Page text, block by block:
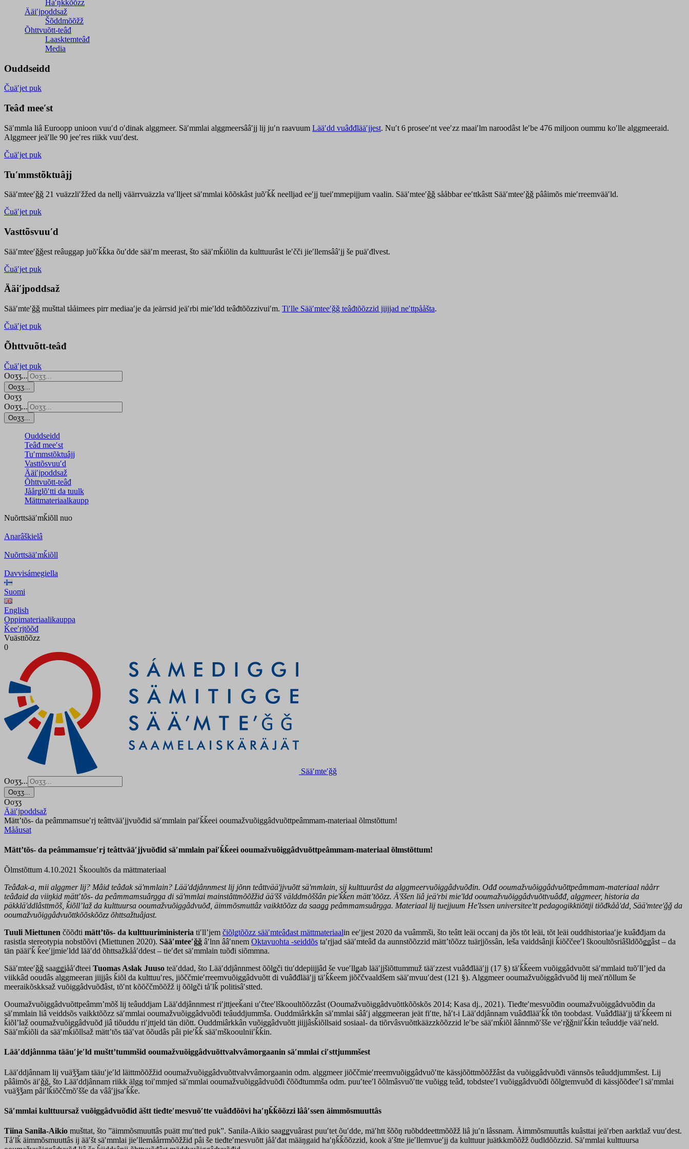
Haʹŋǩǩõõzz
Ääiʹjpoddsaž
Šõddmõõžž
Õhttvuõtt-teâđ
Laasktemteâđ
Media
Ouddseidd
Čuäʹjet puk
Teâđ meeʹst
Säʹmmla liâ Euroopp unioon vuuʹd oʹdinak alggmeer. Säʹmmlai alggmeersââʹjj lij juʹn raavuum Lääʹdd vuâđđlääʹjjest. Nuʹt 6 proseeʹnt veeʹzz maaiʹlm naroodâst leʹbe 476 miljoon oummu koʹlle alggmeeraid.
Alggmeer jeäʹlle 90 jeeʹres riikk vuuʹdest.
Čuäʹjet puk
Tuʹmmstõktuâjj
Sääʹmteeʹǧǧ 21 vuäzzliʹžžed da nellj väärrvuäzzla vaʹlljeet säʹmmlai kõõskâst juõʹǩǩ neelljad eeʹjj tueiʹmmepijjum vaalin. Sääʹmteeʹǧǧ sååbbar eeʹttkâstt Sääʹmteeʹǧǧ pââimõs mieʹrreemvääʹld.
Čuäʹjet puk
Vasttõsvuuʹd
Sääʹmteeʹǧǧest reâuggap juõʹǩǩka õuʹdde sääʹm meerast, što sääʹmǩiõlin da kulttuurâst leʹčči jieʹllemsââʹjj še puäʹđlvest.
Čuäʹjet puk
Ääiʹjpoddsaž
Sääʹmteʹǧǧ mušttal tååimees pirr mediaaʹje da jeärrsid jeäʹrbi mieʹldd teâđtõõzzivuiʹm. Tiʹlle Sääʹmteeʹǧǧ teâđtõõzzid jiijjad neʹttpååšta.
Čuäʹjet puk
Õhttvuõtt-teâđ
Čuäʹjet puk
Ooʒʒ...
Ooʒʒ...
Ooʒʒ
Ooʒʒ...
Ooʒʒ...
Ouddseidd
Teâđ meeʹst
Tuʹmmstõktuâjj
Vasttõsvuuʹd
Ääiʹjpoddsaž
Õhttvuõtt-teâđ
Jåårǥlõʹtti da tuulk
Mättmateriaalkaupp
Nuõrttsääʹmǩiõll nuo
Anarâškielâ
Nuõrttsääʹmǩiõll
Davvisámegiella
Suomi
English
Oppimateriaalikauppa
Ǩeeʹrjtõõđ
Vuästtõõzz
0
Sääʹmteʹǧǧ
Ooʒʒ...
Ooʒʒ...
Ooʒʒ
Ääiʹjpoddsaž
Mättʼtõs- da peâmmamsueʹrj teâttvääʹjjvuõđid säʹmmlain paiʹǩǩeei ooumažvuõiggâdvuõttpeâmmam-materiaal õlmstõttum!
Mååusat
Mättʼtõs- da peâmmamsueʹrj teâttvääʹjjvuõđid säʹmmlain paiʹǩǩeei ooumažvuõiggâdvuõttpeâmmam-materiaal õlmstõttum!
Õlmstõttum 4.10.2021 Škooultõs da mättmateriaal
Teâđak-a, mii alggmer lij? Mâid teâđak säʹmmlain? Lääʹddjânnmest lij jõnn teâttvääʹjjvuõtt säʹmmlain, sij kulttuurâst da alggmeervuõiggâdvuõđin. Ođđ ooumažvuõiggâdvuõttpeâmmam-materiaal nåårr
teâđaid da viiŋkid mättʼtõs- da peâmmamsuârgga di säʹmmlai mainstâttmõõžžid ääʹšš välddmõššân pieʹǩǩen mättʼtõõzz. Äʹššen liâ jeäʹrbi mieʹldd ooumažvuõiggâdvuõttvuâđđ, alggmeer, historia da
päkkläʹddlâsttmõš, ǩiõllʼlaž da kulttuursa ooumažvuõiggâdvuõđ, äimmõsmuttâz vaikktõõzz da saaǥǥ peâmmamsuârgga. Materiaal lij tuejjuum Heʹlssen universiteeʹtt pedagogikktiõttji tiõđkååʹdd, Sääʹmteeʹǧǧ da
ooumažvuõiggâdvuõttkõõskõõzz õhttsažtuâjast.
Tuuli Miettunen čõõđti mättʼtõs- da kulttuuriministeria tiʹllʼjem čiõlǥtõõzz sääʹmteâđast mättmateriaalin eeʹjjest 2020 da vuâmmši, što teâtt leäi occanj da jõs tõt leäi, tõt leäi ouddhistoriaaʹje kuâđđjam da
rasistla stereotypia nobstõõvi (Miettunen 2020). Sääʹmteeʹǧǧ âʹlnn ââʹnnem Oktavuohta -seiddõs taʹrjjad sääʹmteâđ da aunnstõõzzid mättʼtõõzz tuärjjõssân, leša vaiddsânji ǩiõččeeʹl škooultõsriâšldõõǥǥâst – da
tän pääiʹǩ ǩeeʹjjmieʹldd lääʹdd õhttsažkååʹddest – tieʹđet säʹmmlain tuõđi siõmmna.
Sääʹmteeʹǧǧ saaǥǥjååʹđteei Tuomas Aslak Juuso teäʹddad, što Lääʹddjânnmest õõlǥči tiuʹddepiijjâd še vueʹllǥab lääʹjjšiõttummuž tääʹzzest vuâđđlääʹjj (17 §) täʹǩǩeem vuõiggâdvuõtt säʹmmlaid tuõʹllʼjed da
viikkâd ooudâs alggmeeran jiijjâs ǩiõl da kulttuuʹres, jiõččmieʹrreemvuõiggâdvuõtt di vuâđđlääʹjj täʹǩǩeem jiõččvaaldšem sääʹmvuuʹdest (121 §). Alggmeer ooumažvuõiggâdvuõđ lij meäʹrtõllum še
meeraikõskksaž vuõiggâdvuõđâst, tõʹnt kõõččmõõžž ij õõlǥči tåʹlǩ politisâʹstted.
Ooumažvuõiggâdvuõttpeâmmʼmõš lij teâuddjam Lääʹddjânnmest riʹjttjeeǩani uʹčteeʹlškooultõõzzâst (Ooumažvuõiggâdvuõttkõõskõs 2014; Kasa dj., 2021). Tieđteʹmesvuõđin ooumažvuõiggâdvuõđin da
säʹmmlain liâ veiddsõs vaikktõõzz säʹmmlai ooumažvuõiggâdvuõđi teâuddjummša. Ouddmiârkkân säʹmmlai sââʹj alggmeeran jeät fiʹtte, håʹt-i Lääʹddjânnam vuâđđlääʹǩǩ tõn toobdast. Vuâđđlääʹjj täʹǩǩeem ni
ǩiõlʼlaž ooumažvuõiggâdvuõđ jiâ tiõuddu riʹjttjeld tän diõtt. Ouddmiârkkân vuõiggâdvuõtt jiijjâsǩiõllsaid sosiaal- da tiõrvâsvuõttkääzzkõõzzid leʹbe sääʹmǩiõl âânnmõʹšše veʹrǧǧniiʹǩǩin teâuddje vääʹneld.
Sääʹmǩiõli da sääʹmǩiõllsaž mättʼtõs tääʹvat õõudâs pâi pieʹǩǩ sääʹmškooulniiʹǩǩin.
Lääʹddjânnma tääuʹjeʹld mušttʼtummšid ooumažvuõiggâdvuõttvalvvâmorgaanin säʹmmlai ciʹsttjummšest
Lääʹddjânnam lij vuäǯǯam tääuʹjeʹld läittmõõžžid ooumažvuõiggâdvuõttvalvvâmorgaanin odm. alggmeer jiõččmieʹrreemvuõiggâdvuõʹtte kässjõõttmõõžžâst da vuõiggâdvuõđi vännsõs teâuddjummšest. Lij
pââimõs äiʹǧǧ, što Lääʹddjânnam riikk älgg toiʹmmjed säʹmmlai ooumažvuõiggâdvuõđi čõõđtummša odm. puuʹteeʹl õõlmâsvuõʹtte vuõigg teâđ, tobdsteeʹl vuõiggâdvuõđi õõlǥtemvuõđ di kässjõõđeeʹl säʹmmlai
vuäǯǯam pâiʹlǩiõččmõʹšše da vââʹjjsaʹǩǩe.
Säʹmmlai kulttuursaž vuõiggâdvuõđid äštt tieđteʹmesvuõʹtte vuâđđõõvi haʹŋǩǩõõzzi lââʹssen äimmõsmuuttâs
Tiina Sanila-Aikio mušttat, što ”äimmõsmuuttâs puätt muʹtted puk”. Sanila-Aikio saaǥǥvuârast puuʹtet õuʹdde, mäʹhtt šõõŋ ruõbddeettmõõžž liâ juʹn lâssnam. Äimmõsmuuttâs kuâsttai jeäʹrben aarktlaž vuuʹdest.
Tåʹlǩ äimmõsmuuttâs ij ääʹšt säʹmmlai jieʹllemåårrmõõžžid pâi še tieđteʹmesvuõtt jååʹđat määŋgaid haʹŋǩǩõõzzid, kook äʹštte jieʹllemvueʹjj da kulttuur juätkkmõõžž õudldõõzzid. Säʹmmlai kulttuursa